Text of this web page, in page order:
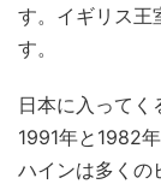
す。イギリス王
す。
日本に入って
1991年と1982
ハインは多くの